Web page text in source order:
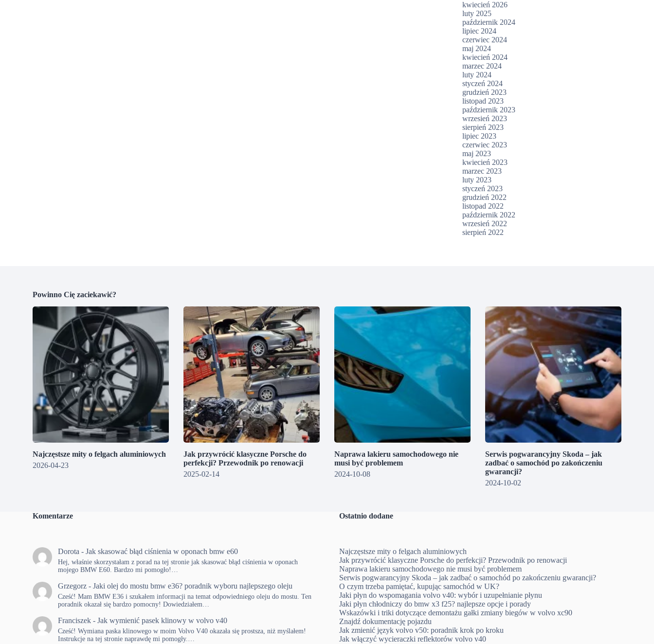
kwiecień 2026
luty 2025
październik 2024
lipiec 2024
czerwiec 2024
maj 2024
kwiecień 2024
marzec 2024
luty 2024
styczeń 2024
grudzień 2023
listopad 2023
październik 2023
wrzesień 2023
sierpień 2023
lipiec 2023
czerwiec 2023
maj 2023
kwiecień 2023
marzec 2023
luty 2023
styczeń 2023
grudzień 2022
listopad 2022
październik 2022
wrzesień 2022
sierpień 2022
Powinno Cię zaciekawić?
Najczęstsze mity o felgach aluminiowych
2026-04-23
Jak przywrócić klasyczne Porsche do
perfekcji? Przewodnik po renowacji
2025-02-14
Naprawa lakieru samochodowego nie
musi być problemem
2024-10-08
Serwis pogwarancyjny Skoda – jak
zadbać o samochód po zakończeniu
gwarancji?
2024-10-02
Komentarze
Dorota -Jak skasować błąd ciśnienia w oponach bmw e60
Hej, właśnie skorzystałam z porad na tej stronie jak skasować błąd ciśnienia w oponach
mojego BMW E60. Bardzo mi pomogło!…
Grzegorz -Jaki olej do mostu bmw e36? poradnik wyboru najlepszego oleju
Cześć! Mam BMW E36 i szukałem informacji na temat odpowiedniego oleju do mostu. Ten
poradnik okazał się bardzo pomocny! Dowiedziałem…
Franciszek -Jak wymienić pasek klinowy w volvo v40
Cześć! Wymiana paska klinowego w moim Volvo V40 okazała się prostsza, niż myślałem!
Instrukcje na tej stronie naprawdę mi pomogły.…
Ostatnio dodane
Najczęstsze mity o felgach aluminiowych
Jak przywrócić klasyczne Porsche do perfekcji? Przewodnik po renowacji
Naprawa lakieru samochodowego nie musi być problemem
Serwis pogwarancyjny Skoda – jak zadbać o samochód po zakończeniu gwarancji?
O czym trzeba pamiętać, kupując samochód w UK?
Jaki płyn do wspomagania volvo v40: wybór i uzupełnianie płynu
Jaki płyn chłodniczy do bmw x3 f25? najlepsze opcje i porady
Wskazówki i triki dotyczące demontażu gałki zmiany biegów w volvo xc90
Znajdź dokumentację pojazdu
Jak zmienić język volvo v50: poradnik krok po kroku
Jak włączyć wycieraczki reflektorów volvo v40